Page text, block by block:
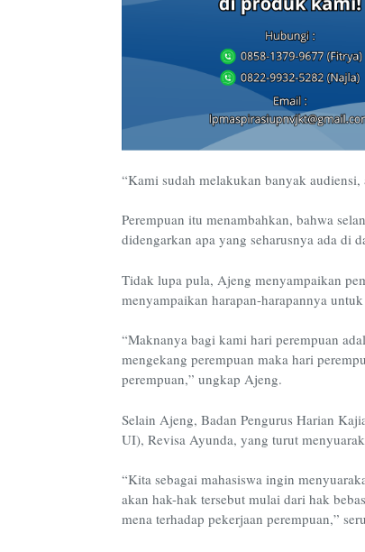
“Kami sudah melakukan banyak
Perempuan itu menambahkan, bahwa
didengarkan apa yang seharusnya ada di
Tidak lupa pula, Ajeng menyampaikan
menyampaikan harapan-harapannya untuk
“Maknanya bagi kami hari perempuan
mengekang perempuan maka hari
perempuan,” ungkap Ajeng.
Selain Ajeng, Badan Pengurus Harian
UI), Revisa Ayunda, yang turut
“Kita sebagai mahasiswa ingin
akan hak-hak tersebut mulai dari hak
mena terhadap pekerjaan perempuan,” seru